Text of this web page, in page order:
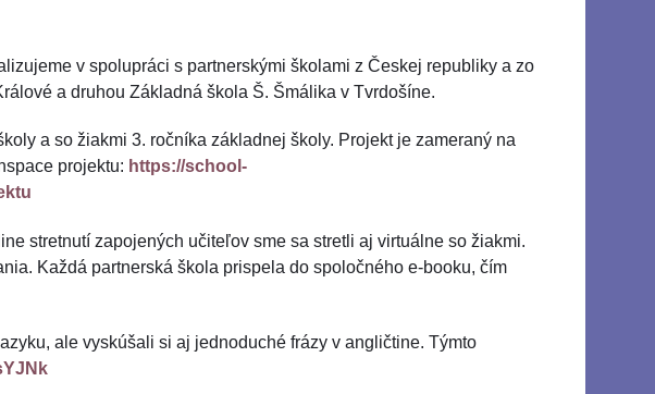
v spolupráci s partnerskými školami z Českej republiky a zo
a druhou Základná škola Š. Šmálika v Tvrdošíne.
a so žiakmi 3. ročníka základnej školy. Projekt je zameraný na
projektu: https://school-
stretnutí zapojených učiteľov sme sa stretli aj virtuálne so žiakmi.
Každá partnerská škola prispela do spoločného e-booku, čím
ale vyskúšali si aj jednoduché frázy v angličtine. Týmto